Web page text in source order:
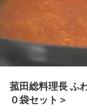
菰田総料理長 ふ
０袋セット＞